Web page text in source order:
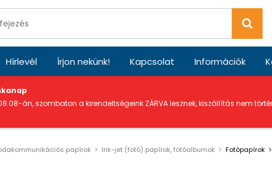
Hírlevél Írjon nekünk! Kapcsolat Információk
án, szombaton a kirendeltségeink ZÁRVA lesznek, kiszállítás nem
papírok Ink-jet (fotó) papírok, fotóalbumok Fotópapírok